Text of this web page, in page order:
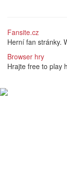
Fansite.cz
Herní fan stránky.
Browser hry
Hrajte free to play